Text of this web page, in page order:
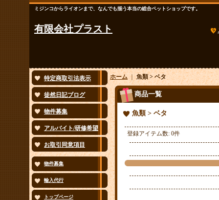
ミジンコからライオンまで、なんでも揃う本当の総合ペットショップです。
有限会社プラスト
特定商取引法表示
徒然日記ブログ
物件募集
アルバイト/研修希望
お取引同意項目
物件募集
輸入代行
トップページ
ホーム｜魚類 > ベタ
商品一覧
魚類 > ベタ
登録アイテム数: 0件